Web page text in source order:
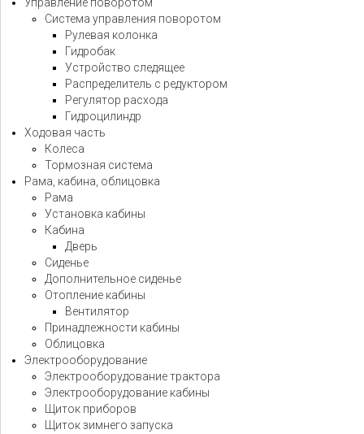
Управление поворотом
Система управления поворотом
Рулевая колонка
Гидробак
Устройство следящее
Распределитель с редуктором
Регулятор расхода
Гидроцилиндр
Ходовая часть
Колеса
Тормозная система
Рама, кабина, облицовка
Рама
Установка кабины
Кабина
Дверь
Сиденье
Дополнительное сиденье
Отопление кабины
Вентилятор
Принадлежности кабины
Облицовка
Электрооборудование
Электрооборудование трактора
Электрооборудование кабины
Щиток приборов
Щиток зимнего запуска